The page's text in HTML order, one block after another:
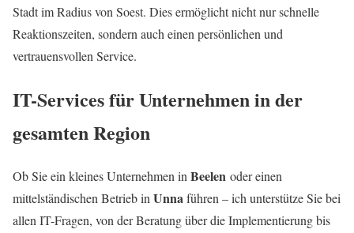
Stadt im Radius von Soest. Dies ermöglicht nicht nur schnelle
Reaktionszeiten, sondern auch einen persönlichen und
vertrauensvollen Service.
IT-Services für Unternehmen in der
gesamten Region
Ob Sie ein kleines Unternehmen in Beelen oder einen
mittelständischen Betrieb in Unnaführen – ich unterstütze Sie bei
allen IT-Fragen, von der Beratung über die Implementierung bis